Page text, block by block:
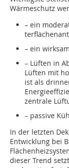
Wärmeschutz
– ein
– ein
– Lüften in
Lüften mit
ist als
zentrale
– passive
In der letzten
Entwicklung bei
dieser Trend